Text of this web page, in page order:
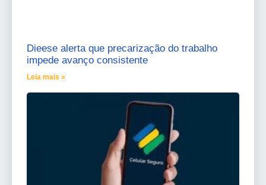
Dieese alerta que precarização do trabalho
impede avanço consistente
Leia mais »